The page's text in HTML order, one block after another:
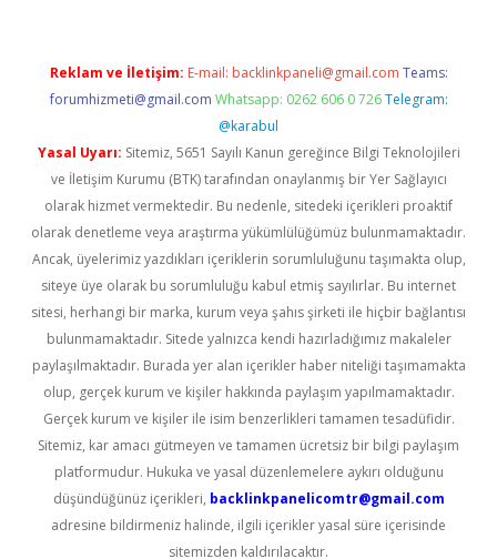
Reklam ve İletişim: E-mail: backlinkpaneli@gmail.com Teams:
forumhizmeti@gmail.com Whatsapp: 0262 606 0 726 Telegram:
@karabul
Yasal Uyarı: Sitemiz, 5651 Sayılı Kanun gereğince Bilgi Teknolojileri
ve İletişim Kurumu (BTK) tarafından onaylanmış bir Yer Sağlayıcı
olarak hizmet vermektedir. Bu nedenle, sitedeki içerikleri proaktif
olarak denetleme veya araştırma yükümlülüğümüz bulunmamaktadır.
Ancak, üyelerimiz yazdıkları içeriklerin sorumluluğunu taşımakta olup,
siteye üye olarak bu sorumluluğu kabul etmiş sayılırlar. Bu internet
sitesi, herhangi bir marka, kurum veya şahıs şirketi ile hiçbir bağlantısı
bulunmamaktadır. Sitede yalnızca kendi hazırladığımız makaleler
paylaşılmaktadır. Burada yer alan içerikler haber niteliği taşımamakta
olup, gerçek kurum ve kişiler hakkında paylaşım yapılmamaktadır.
Gerçek kurum ve kişiler ile isim benzerlikleri tamamen tesadüfidir.
Sitemiz, kar amacı gütmeyen ve tamamen ücretsiz bir bilgi paylaşım
platformudur. Hukuka ve yasal düzenlemelere aykırı olduğunu
düşündüğünüz içerikleri, backlinkpanelicomtr@gmail.com
adresine bildirmeniz halinde, ilgili içerikler yasal süre içerisinde
sitemizden kaldırılacaktır.